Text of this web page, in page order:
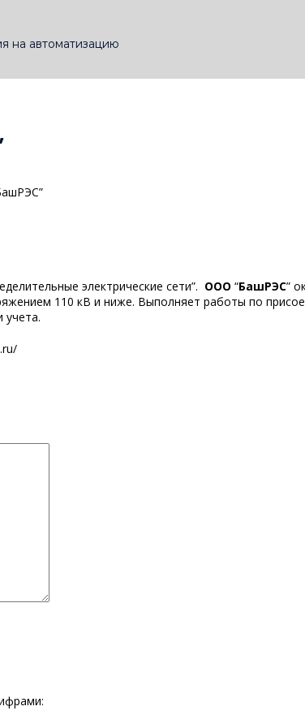
на автоматизацию
электрические сети”. ООО “БашРЭС”
110 кВ и ниже. Выполняет работы по
учета.